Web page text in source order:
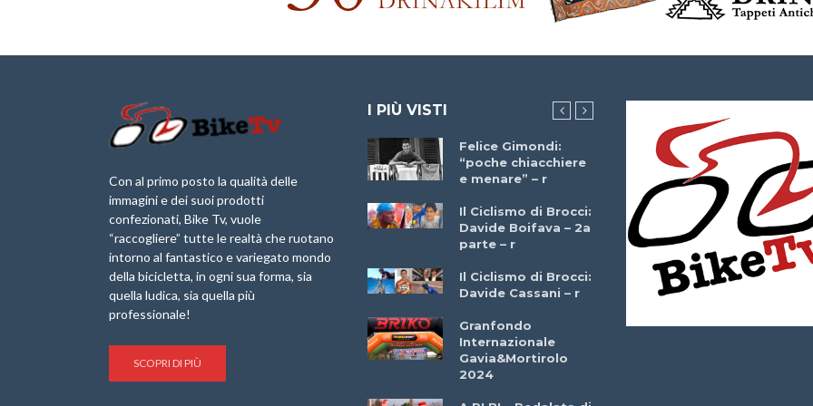
Con al primo posto la qualità delle
immagini e dei suoi prodotti
confezionati, Bike Tv, vuole
“raccogliere” tutte le realtà che ruotano
intorno al fantastico e variegato mondo
della bicicletta, in ogni sua forma, sia
quella ludica, sia quella più
professionale!
SCOPRI DI PIÙ
I PIÙ VISTI
Briko Torino – 11
Maggio 2025 – r
Minerva Edizioni e
Giancarlo Brocci
per “Bartali l’Ultimo
Marathon 2025”
IX Ed. “Tra
Borghi&Castelli” –
Anteprima
1a Edizione
Granfondo
Felice Gimondi:
“poche chiacchiere
e menare” – r
Il Ciclismo di Brocci:
Davide Boifava – 2a
parte – r
Il Ciclismo di Brocci:
Davide Cassani – r
Granfondo
Internazionale
Gavia&Mortirolo
2024
Brocci Incontra
Giuseppe Martinelli
– r
Che cos’è il
triathlon? Con
Simone Diamantini
– r
Marzo 2025 –